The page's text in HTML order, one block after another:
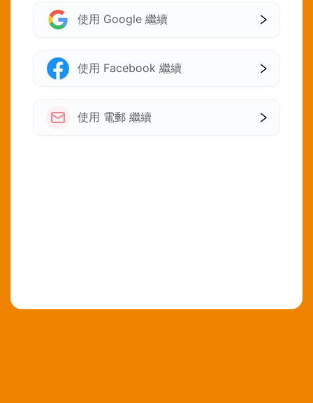
使用 Google 繼續
使用 Facebook 繼續
使用 電郵 繼續